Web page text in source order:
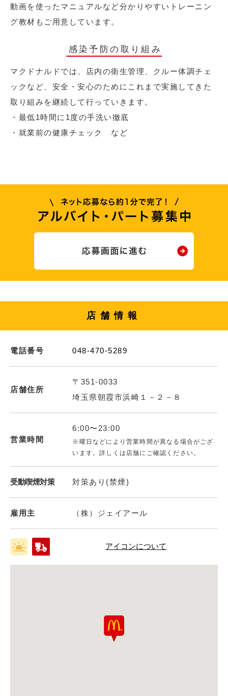
動画を使ったマニュアルなど分かりやすいトレーニン
グ教材もご用意しています。
感染予防の取り組み
マクドナルドでは、店内の衛生管理、クルー体調チェ
ックなど、安全・安心のためにこれまで実施してきた
取り組みを継続して行っていきます。
・最低1時間に1度の手洗い徹底
・就業前の健康チェック など
店舗情報
電話番号 048-470-5289
店舗住所
〒351-0033
埼玉県朝霞市浜崎１－２－８
営業時間
6:00〜23:00
※曜日などにより営業時間が異なる場合がござ
います。詳しくは店舗にご確認ください。
受動喫煙対策 対策あり(禁煙)
雇用主 （株）ジェイアール
アイコンについて